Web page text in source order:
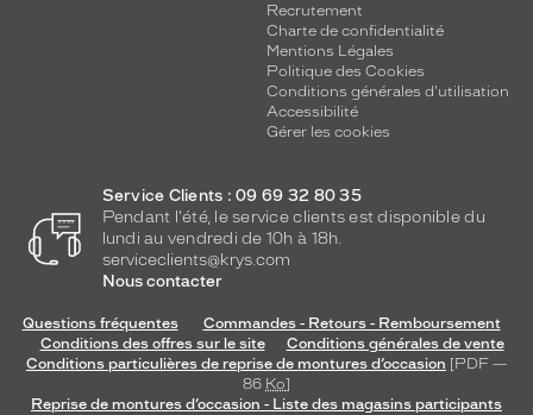
Recrutement
Charte de confidentialité
Mentions Légales
Politique des Cookies
Conditions générales d'utilisation
Accessibilité
Gérer les cookies
Service Clients : 09 69 32 80 35
Pendant l'été, le service clients est disponible du
lundi au vendredi de 10h à 18h.
serviceclients@krys.com
Nous contacter
Questions fréquentes
Commandes - Retours - Remboursement
Conditions des offres sur le site
Conditions générales de vente
Conditions particulières de reprise de montures d’occasion [PDF —
86 Ko]
Reprise de montures d’occasion - Liste des magasins participants